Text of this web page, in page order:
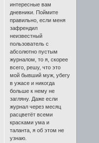
интересные вам
дневники. Поймите
правильно, если меня
зафрендил
неизвестный
пользователь с
абсолютно пустым
журналом, то я, скорее
всего, решу, что это
мой бывший муж, убегу
в ужасе и никогда
больше к нему не
загляну. Даже если
журнал через месяц
расцветёт всеми
красками ума и
таланта, я об этом не
узнаю.